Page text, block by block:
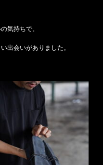
気持ちで。
出会いがありました。